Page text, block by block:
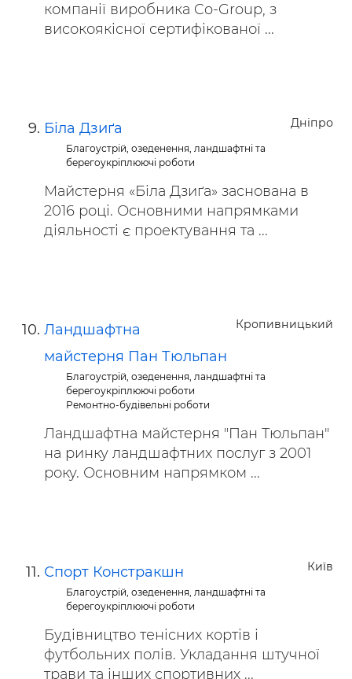
компанії виробника Co-Group, з
високоякісної сертифікованої ...
Дніпро
Біла Дзиґа
Благоустрій, озеденення, ландшафтні та
берегоукріплюючі роботи
Майстерня «Біла Дзиґа» заснована в
2016 році. Основними напрямками
діяльності є проектування та ...
Кропивницький
Ландшафтна
майстерня Пан Тюльпан
Благоустрій, озеденення, ландшафтні та
берегоукріплюючі роботи
Ремонтно-будівельні роботи
Ландшафтна майстерня "Пан Тюльпан"
на ринку ландшафтних послуг з 2001
року. Основним напрямком ...
Київ
Спорт Констракшн
Благоустрій, озеденення, ландшафтні та
берегоукріплюючі роботи
Будівництво тенісних кортів і
футбольних полів. Укладання штучної
трави та інших спортивних ...